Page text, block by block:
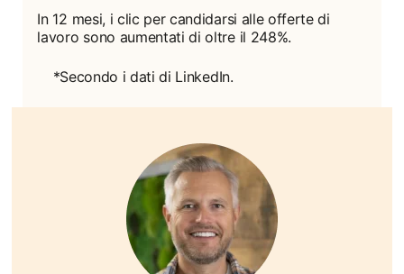
In 12 mesi, i clic per candidarsi alle offerte di
lavoro sono aumentati di oltre il 248%.
*Secondo i dati di LinkedIn.